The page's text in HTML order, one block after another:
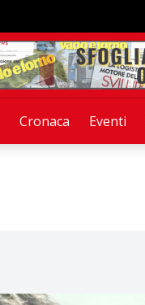
Cronaca Eventi